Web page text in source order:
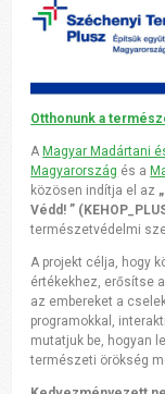
Otthonunk a
AMagyar Madártani
Magyarország és a
közösen indítja el az
Védd! ”
természetvédelmi
A projekt célja, hogy
értékekhez, erősítse
az embereket a
programokkal,
mutatjuk be, hogyan
természeti örökség